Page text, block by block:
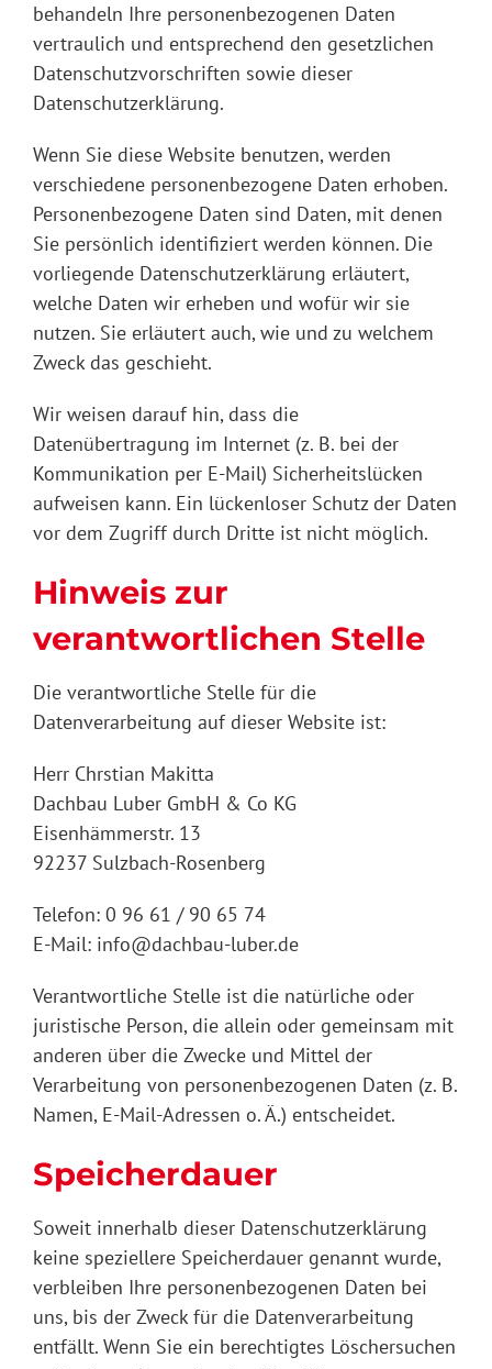
behandeln Ihre personenbezogenen Daten
vertraulich und entsprechend den gesetzlichen
Datenschutzvorschriften sowie dieser
Datenschutzerklärung.
Wenn Sie diese Website benutzen, werden
verschiedene personenbezogene Daten erhoben.
Personenbezogene Daten sind Daten, mit denen
Sie persönlich identifiziert werden können. Die
vorliegende Datenschutzerklärung erläutert,
welche Daten wir erheben und wofür wir sie
nutzen. Sie erläutert auch, wie und zu welchem
Zweck das geschieht.
Wir weisen darauf hin, dass die
Datenübertragung im Internet (z. B. bei der
Kommunikation per E-Mail) Sicherheitslücken
aufweisen kann. Ein lückenloser Schutz der Daten
vor dem Zugriff durch Dritte ist nicht möglich.
Hinweis zur
verantwortlichen Stelle
Die verantwortliche Stelle für die
Datenverarbeitung auf dieser Website ist:
Herr Chrstian Makitta
Dachbau Luber GmbH & Co KG
Eisenhämmerstr. 13
92237 Sulzbach-Rosenberg
Telefon: 0 96 61 / 90 65 74
E-Mail: info@dachbau-luber.de
Verantwortliche Stelle ist die natürliche oder
juristische Person, die allein oder gemeinsam mit
anderen über die Zwecke und Mittel der
Verarbeitung von personenbezogenen Daten (z. B.
Namen, E-Mail-Adressen o. Ä.) entscheidet.
Speicherdauer
Soweit innerhalb dieser Datenschutzerklärung
keine speziellere Speicherdauer genannt wurde,
verbleiben Ihre personenbezogenen Daten bei
uns, bis der Zweck für die Datenverarbeitung
entfällt. Wenn Sie ein berechtigtes Löschersuchen